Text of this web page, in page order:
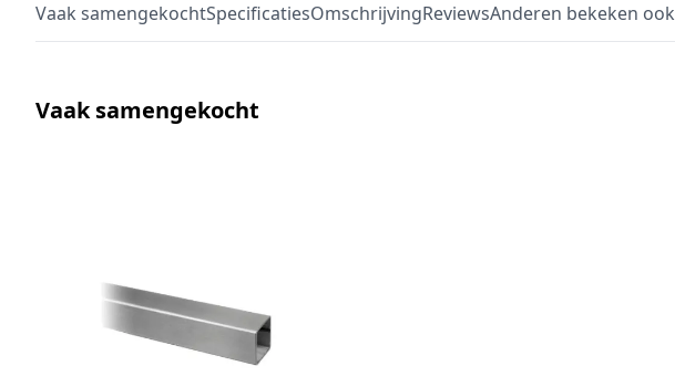
Vaak samengekochtSpecificatiesOmschrijvingReviewsAnderen bekeken ook
Vaak samengekocht